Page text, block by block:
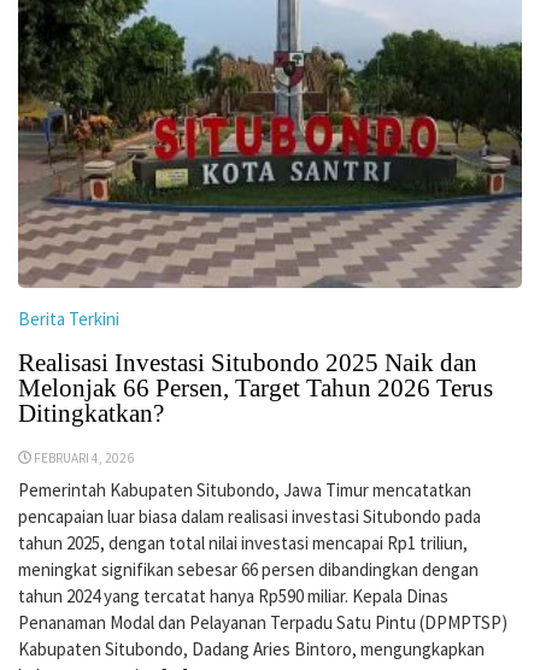
Berita Terkini
Realisasi Investasi Situbondo 2025 Naik dan
Melonjak 66 Persen, Target Tahun 2026 Terus
Ditingkatkan?
FEBRUARI 4, 2026
Pemerintah Kabupaten Situbondo, Jawa Timur mencatatkan
pencapaian luar biasa dalam realisasi investasi Situbondo pada
tahun 2025, dengan total nilai investasi mencapai Rp1 triliun,
meningkat signifikan sebesar 66 persen dibandingkan dengan
tahun 2024 yang tercatat hanya Rp590 miliar. Kepala Dinas
Penanaman Modal dan Pelayanan Terpadu Satu Pintu (DPMPTSP)
Kabupaten Situbondo, Dadang Aries Bintoro, mengungkapkan